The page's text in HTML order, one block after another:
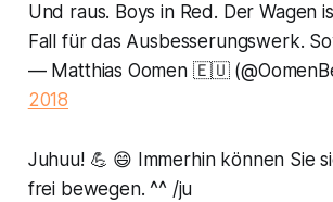
Und raus. Boys in Red. Der Wagen
Fall für das Ausbesserungswerk.
— Matthias Oomen 🇪🇺
2018
Juhuu! 💪 😄 Immerhin können Sie
frei bewegen. ^^ /ju